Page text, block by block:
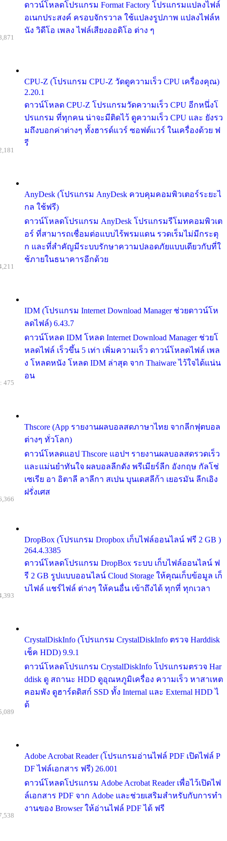
ดาวน์โหลดโปรแกรม Format Factory โปรแกรมแปลงไฟล์
อเนกประสงค์ ครอบจักรวาล ใช้แปลงรูปภาพ แปลงไฟล์ห
นัง วิดีโอ เพลง ไฟล์เสียงออดิโอ ต่าง ๆ
CPU-Z (โปรแกรม CPU-Z วัดดูความเร็ว CPU เครื่องคุณ)
2.20.1
ดาวน์โหลด CPU-Z โปรแกรมวัดความเร็ว CPU อีกหนึ่งโ
ปรแกรม ที่ทุกคน น่าจะมีติดไว้ ดูความเร็ว CPU และ ยังรว
มถึงบอกค่าต่างๆ ทั้งฮารด์แวร์ ซอฟต์แวร์ ในเครื่องด้วย ฟ
รี
AnyDesk (โปรแกรม AnyDesk ควบคุมคอมพิวเตอร์ระยะไ
กล ใช้ฟรี)
ดาวน์โหลดโปรแกรม AnyDesk โปรแกรมรีโมทคอมพิวเต
อร์ ที่สามารถเชื่อมต่อแบบไร้พรมแดน รวดเร็มไม่มีกระตุ
ก และที่สำคัญมีระบบรักษาความปลอดภัยแบบเดียวกับที่ใ
ช้ภายในธนาคารอีกด้วย
IDM (โปรแกรม Internet Download Manager ช่วยดาวน์โห
ลดไฟล์) 6.43.7
ดาวน์โหลด IDM โหลด Internet Download Manager ช่วยโ
หลดไฟล์ เร็วขึ้น 5 เท่า เพิ่มความเร็ว ดาวน์โหลดไฟล์ เพล
ง โหลดหนัง โหลด IDM ล่าสุด จาก Thaiware ไว้ใจได้แน่น
อน
Thscore (App รายงานผลบอลสดภาษาไทย จากลีกฟุตบอล
ต่างๆ ทั่วโลก)
ดาวน์โหลดแอป Thscore แอปฯ รายงานผลบอลสดรวดเร็ว
และแม่นยำทันใจ ผลบอลลีกดัง พรีเมียร์ลีก อังกฤษ กัลโช่
เซเรีย อา อิตาลี ลาลีกา สเปน บุนเดสลีก้า เยอรมัน ลีกเอิง
ฝรั่งเศส
475
DropBox (โปรแกรม Dropbox เก็บไฟล์ออนไลน์ ฟรี 2 GB )
264.4.3385
ดาวน์โหลดโปรแกรม DropBox ระบบ เก็บไฟล์ออนไลน์ ฟ
รี 2 GB รูปแบบออนไลน์ Cloud Storage ให้คุณเก็บข้อมูล เก็
บไฟล์ แชร์ไฟล์ ต่างๆ ให้คนอื่น เข้าถึงได้ ทุกที่ ทุกเวลา
CrystalDiskInfo (โปรแกรม CrystalDiskInfo ตรวจ Harddisk
เช็ค HDD) 9.9.1
ดาวน์โหลดโปรแกรม CrystalDiskInfo โปรแกรมตรวจ Har
ddisk ดู สถานะ HDD ดูอุณหภูมิเครื่อง ความเร็ว หาสาเหต
คอมพัง ดูฮาร์ดดิสก์ SSD ทั้ง Internal และ External HDD ไ
ด้
Adobe Acrobat Reader (โปรแกรมอ่านไฟล์ PDF เปิดไฟล์ P
DF ไฟล์เอกสาร ฟรี) 26.001
ดาวน์โหลดโปรแกรม Adobe Acrobat Reader เพื่อไว้เปิดไฟ
ล์เอกสาร PDF จาก Adobe และช่วยเสริมสำหรับกับการทำ
งานของ Browser ให้อ่านไฟล์ PDF ได้ ฟรี